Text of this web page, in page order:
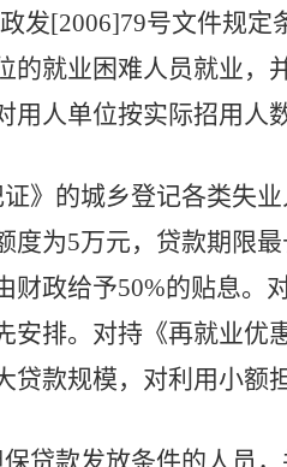
发[2006]79号文件规定
的就业困难人员就业，
人单位按实际招用人
》的城乡登记各类失
度为5万元，贷款期限
财政给予50%的贴息。
安排。对持《再就业优
款规模，对利用小额
贷款发放条件的人员